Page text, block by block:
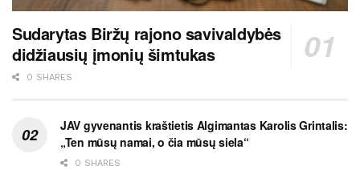
Sudarytas Biržų rajono savivaldybės
didžiausių įmonių šimtukas
0 SHARES
JAV gyvenantis kraštietis Algimantas Karolis Grintalis:
„Ten mūsų namai, o čia mūsų siela“
0 SHARES